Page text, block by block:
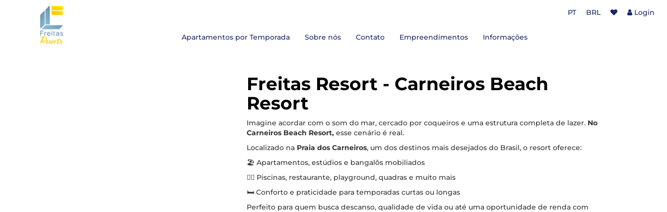
PT BRL Login
Apartamentos por Temporada Sobre nós Contato Empreendimentos Informações
Freitas Resort - Carneiros Beach
Resort
Imagine acordar com o som do mar, cercado por coqueiros e uma estrutura completa de lazer. No
Carneiros Beach Resort, esse cenário é real.
Localizado na Praia dos Carneiros, um dos destinos mais desejados do Brasil, o resort oferece:
🏖️ Apartamentos, estúdios e bangalôs mobiliados
🏊‍♀️ Piscinas, restaurante, playground, quadras e muito mais
🛏️ Conforto e praticidade para temporadas curtas ou longas
Perfeito para quem busca descanso, qualidade de vida ou até uma oportunidade de renda com